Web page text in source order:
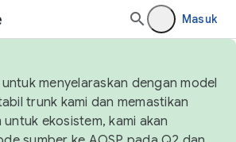
Masuk
menyelaraskan dengan model
trunk kami dan memastikan
ekosistem, kami akan